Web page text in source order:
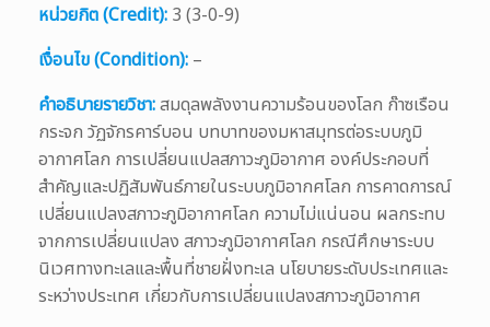
หน่วยกิต (Credit): 3 (3-0-9)
เงื่อนไข (Condition): –
คำอธิบายรายวิชา:สมดุลพลังงานความร้อนของโลก ก๊าซเรือน
กระจก วัฏจักรคาร์บอน บทบาทของมหาสมุทรต่อระบบภูมิ
อากาศโลก การเปลี่ยนแปลสภาวะภูมิอากาศ องค์ประกอบที่
สำคัญและปฏิสัมพันธ์ภายในระบบภูมิอากศโลก การคาดการณ์
เปลี่ยนแปลงสภาวะภูมิอากาศโลก ความไม่แน่นอน ผลกระทบ
จากการเปลี่ยนแปลง สภาวะภูมิอากาศโลก กรณีศึกษาระบบ
นิเวศทางทะเลและพื้นที่ชายฝั่งทะเล นโยบายระดับประเทศและ
ระหว่างประเทศ เกี่ยวกับการเปลี่ยนแปลงสภาวะภูมิอากาศ